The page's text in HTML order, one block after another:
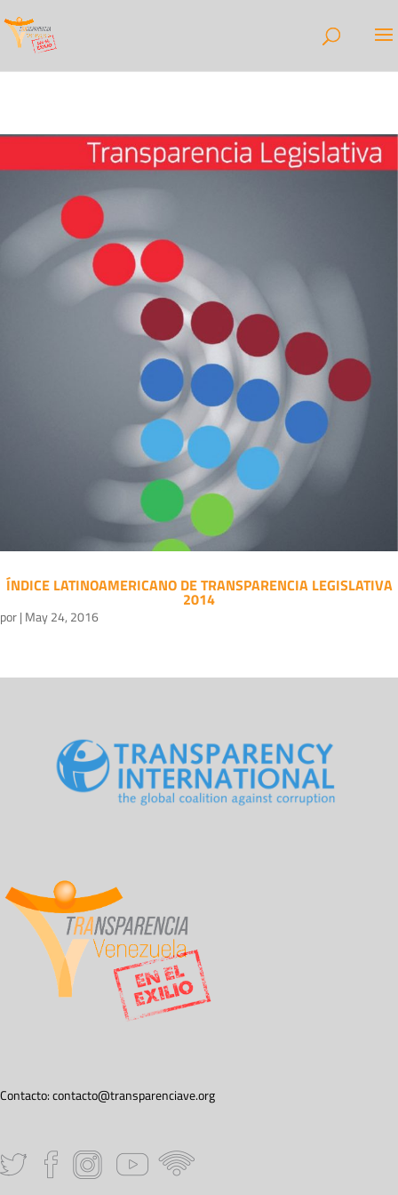
ÍNDICE LATINOAMERICANO DE TRANSPARENCIA LEGISLATIVA
2014
por| May 24, 2016
Contacto:contacto@transparenciave.org